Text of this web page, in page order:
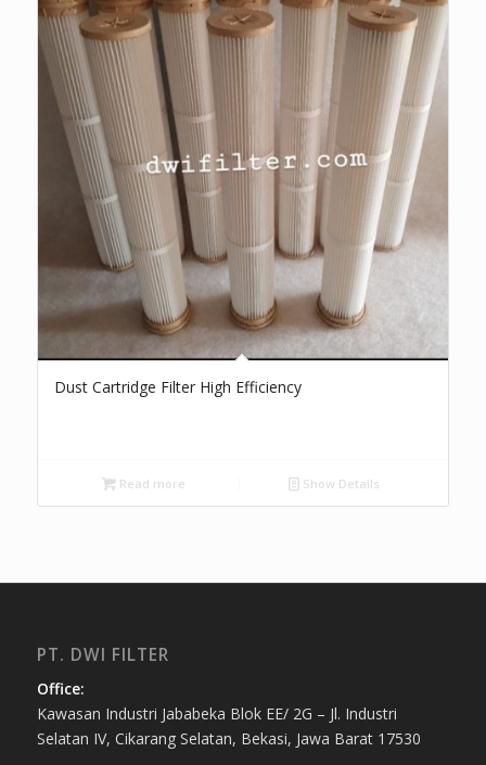
Dust Cartridge Filter High Efficiency
Read more Show Details
PT. DWI FILTER
Office:
Kawasan Industri Jababeka Blok EE/ 2G – Jl. Industri
Selatan IV, Cikarang Selatan, Bekasi, Jawa Barat 17530